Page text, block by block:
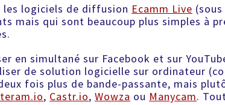
les logiciels de diffusion Ecamm Live
mais qui sont beaucoup plus simples à
en simultané sur Facebook et sur
de solution logicielle sur ordinateur
fois plus de bande-passante, mais
, Castr.io, Wowza ou Manycam.